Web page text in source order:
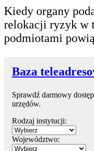
Kiedy organy
relokacji ryzyk w
podmiotami
Baza
Sprawdź darmowy
urzędów.
Rodzaj instytucji:
Województwo: